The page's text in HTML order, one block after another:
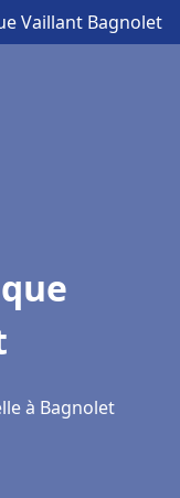
Vaillant Bagnolet
à Bagnolet